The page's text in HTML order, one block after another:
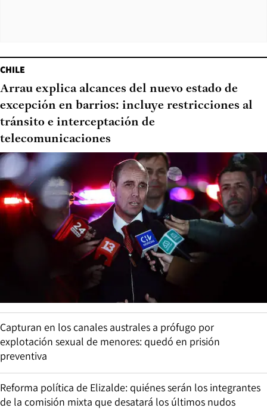
CHILE
Arrau explica alcances del nuevo estado de
excepción en barrios: incluye restricciones al
tránsito e interceptación de
telecomunicaciones
Capturan en los canales australes a prófugo por
explotación sexual de menores: quedó en prisión
preventiva
Reforma política de Elizalde: quiénes serán los integrantes
de la comisión mixta que desatará los últimos nudos